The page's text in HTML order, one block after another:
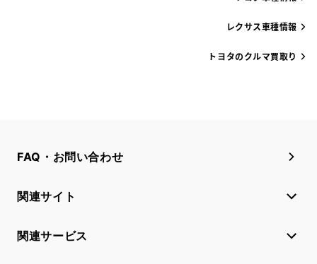
レクサス車種情報
トヨタのクルマ買取り
FAQ・お問い合わせ
関連サイト
関連サービス